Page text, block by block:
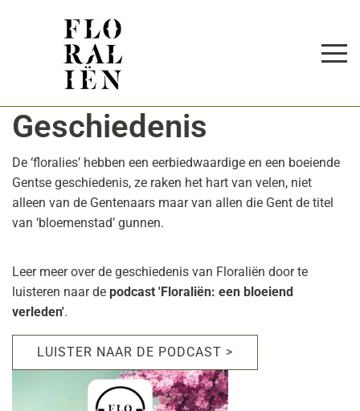
Geschiedenis
De ‘floralies’ hebben een eerbiedwaardige en een boeiende
Gentse geschiedenis, ze raken het hart van velen, niet
alleen van de Gentenaars maar van allen die Gent de titel
van ‘bloemenstad’ gunnen.
Leer meer over de geschiedenis van Floraliën door te
luisteren naar de podcast 'Floraliën: een bloeiend
verleden'.
LUISTER NAAR DE PODCAST >